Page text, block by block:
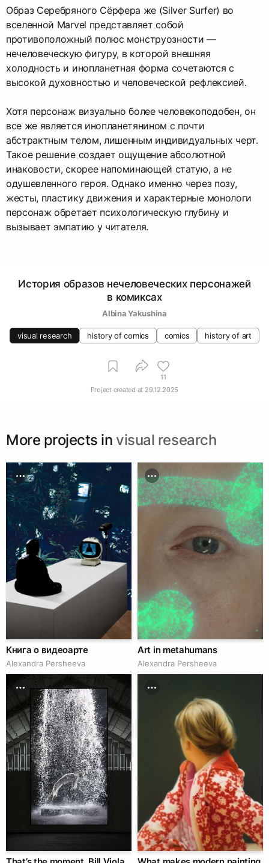
Образ Серебряного Сёрфера же (Silver Surfer) во
вселенной Marvel представляет собой
противоположный полюс монструозности —
нечеловеческую фигуру, в которой внешняя
холодность и инопланетная форма сочетаются с
высокой духовностью и человеческой рефлексией.
Хотя персонаж визуально более человекоподобен, он
все же является инопланетянином с почти
абстрактным телом, лишенным индивидуальных черт.
Такое решение создает ощущение абсолютной
инаковости, скорее напоминающей статую, а не
одушевленного героя. Однако именно через позу,
жесты, пластику движения и характерные монологи
персонаж обретает психологическую глубину и
вызывает эмпатию у читателя.
История образов нечеловеческих персонажей
в комиксах
Albina Yakushina
visual research history of comics comics history of art
11
Project created at 29.12.2025
More projects in visual research
Книга о видеоарте
Alexandra Persheeva
Art in metahumans
Alexandra Persheeva